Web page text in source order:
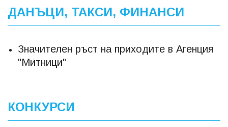
ДАНЪЦИ, ТАКСИ, ФИНАНСИ
Значителен ръст на приходите в Агенция
"Митници"
КОНКУРСИ